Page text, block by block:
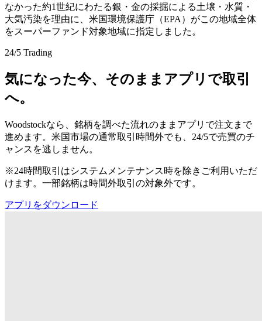
なかった約1世紀にわたる銀・金の採掘による土壌・水質・
大気汚染を理由に、米国環境保護庁（EPA）がこの地域全体
をスーパーファンド対象地域に指定しました。
24/5 Trading
気になった今、そのままアプリで取引
へ。
Woodstockなら、銘柄を調べた流れのままアプリで注文まで
進めます。米国市場の通常取引時間外でも、24/5で売買のチ
ャンスを逃しません。
※24時間取引はシステムメンテナンス時を除きご利用いただ
けます。一部銘柄は時間外取引の対象外です。
アプリをダウンロード